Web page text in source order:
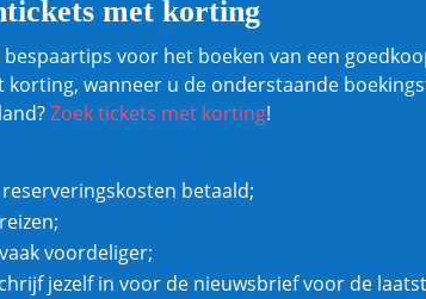
met korting
voor het boeken van een
wanneer u de onderstaande
Zoek tickets met korting!
betaald;
voordeliger;
jezelf in voor de nieuwsbrief voor de